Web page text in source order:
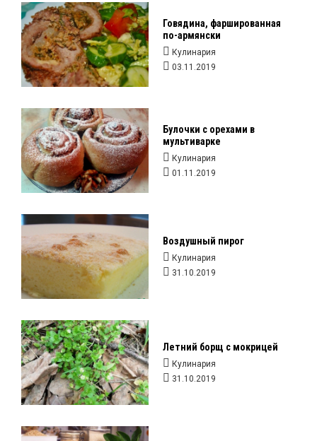
Говядина, фаршированная
по-армянски
Кулинария
03.11.2019
Булочки с орехами в
мультиварке
Кулинария
01.11.2019
Воздушный пирог
Кулинария
31.10.2019
Летний борщ с мокрицей
Кулинария
31.10.2019